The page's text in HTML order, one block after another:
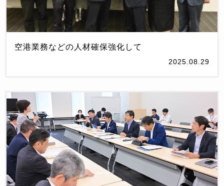
空港業務などの人材確保強化して
2025.08.29